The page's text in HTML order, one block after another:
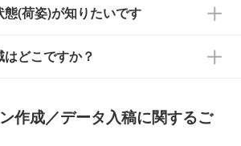
当スタッフまでお気軽にご相談
1～2営業日で出荷いたしま
い合わせください。
内いたします。
はこちら
品によって異なります。各商
在庫を確保し、注文確定のご連
ので予めご了承ください。
(荷姿)が知りたいです
なります。各ページにある商品
箱、ブリスターパックなど)
がひとつずつ袋に入っていま
どこですか？
けが可能です。なお、海外への
ておりませんので予めご了承く
作成／データ入稿に関するご